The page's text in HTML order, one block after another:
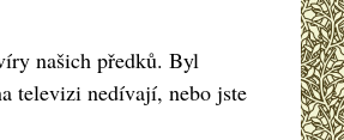
našich předků. Byl
televizi nedívají, nebo jste